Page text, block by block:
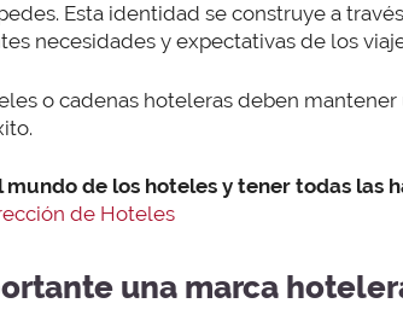
Esta identidad se construye a
necesidades y expectativas de los
o cadenas hoteleras deben
de los hoteles y tener todas las
de Hoteles
una marca